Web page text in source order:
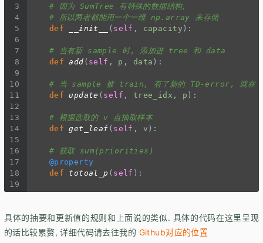
3
# 因为 SumTree 有特殊的数据结构,
4
# 所以两者都能用一个一维 np.array 来存储
5
def __init__ ( self , capacity ):
6
7
# 当有新 sample 时, 添加进 tree 和 data
8
def add ( self , p , data ):
9
10
# 当 sample 被 train, 有了新的 TD-error, 就在
11
def update ( self , tree_idx , p ):
12
13
# 根据选取的 v 点抽取样本
14
def get_leaf ( self , v ):
15
16
# 获取 sum(priorities)
17
@property
18
def totoal_p ( self ):
19
具体的抽要和更新值的规则和上面说的类似. 具体的代码在这里呈现
的话比较累赘, 详细代码请去往我的 Github对应的位置